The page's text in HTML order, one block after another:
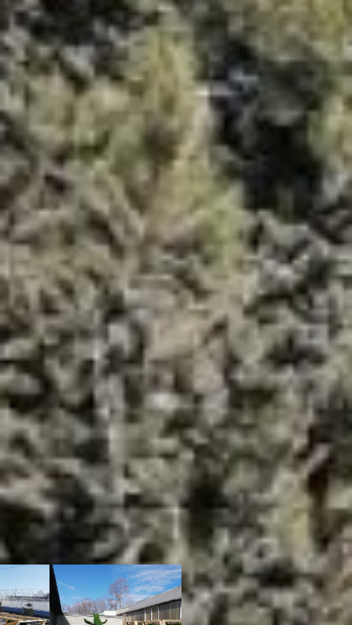
Шреке, а также несколько
грибов.
Но все же, от греха подальше
фигуры решили установить
только в самом центре
Хабаровска на Амурском и
Уссурийском бульварах, в
свободном доступе. Рядом с
ними проложат декоративные
дорожки, выложат композиции
из камней, мелких хвойников,
можжевельников и цветов.
Планируется создать шесть
таких мест.
Трава, из которой сделаны
звери, точно такая же, какой
застилают футбольные поля,
поэтому она очень стойкая, не
выцветает, не боится палящего
солнца, влаги, ветров и морозов.
А на ощупь напоминает
натуральную. Поэтому, если
хабаровчане фигуры не
испортят, звери пропишутся в
городе на постоянной основе.
– В этом году хотим попробовать
выйти и на площадь Блюхера.
Долгое время там
планировалась реконструкция,
поэтому мы её не украшали. А в
этом году решили хотя бы
немного ее облагородить.
Планируем поставить там львов
и вазоны с цветами, –
рассказала нам мастер
тепличного хозяйства
«Горзеленстроя» Нелли
Иванова.
горзеленстрой сайт